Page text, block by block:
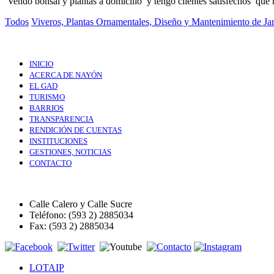
Todos Viveros, Plantas Ornamentales, Diseño y Mantenimiento de
INICIO
ACERCA DE NAYÓN
EL GAD
TURISMO
BARRIOS
TRANSPARENCIA
RENDICIÓN DE CUENTAS
INSTITUCIONES
GESTIONES, NOTICIAS
CONTACTO
Calle Calero y Calle Sucre
Teléfono: (593 2) 2885034
Fax: (593 2) 2885034
LOTAIP